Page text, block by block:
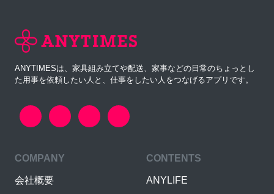
ANYTIMESは、家具組み立てや配送、家事などの日常のちょっとし
た用事を依頼したい人と、仕事をしたい人をつなげるアプリです。
COMPANY
会社概要
CONTENTS
ANYLIFE